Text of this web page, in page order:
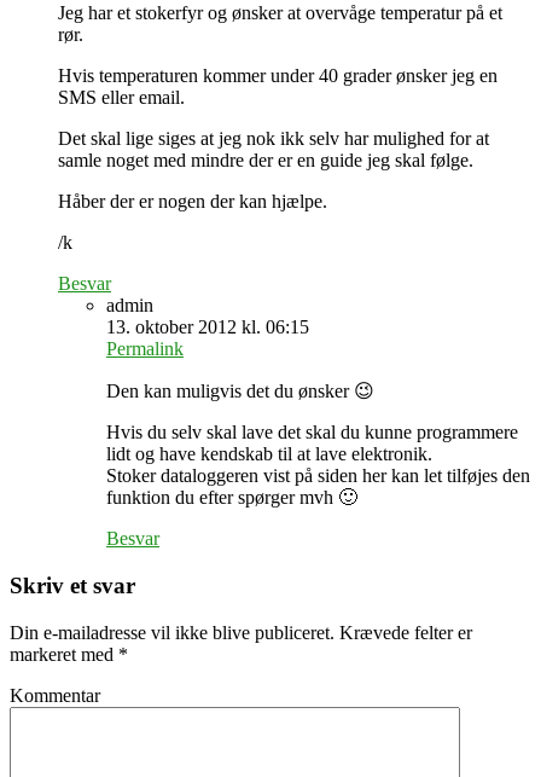
Jeg har et stokerfyr og ønsker at overvåge temperatur på et
rør.
Hvis temperaturen kommer under 40 grader ønsker jeg en
SMS eller email.
Det skal lige siges at jeg nok ikk selv har mulighed for at
samle noget med mindre der er en guide jeg skal følge.
Håber der er nogen der kan hjælpe.
/k
Besvar
admin
13. oktober 2012 kl. 06:15
Permalink
Den kan muligvis det du ønsker 😉
Hvis du selv skal lave det skal du kunne programmere
lidt og have kendskab til at lave elektronik.
Stoker dataloggeren vist på siden her kan let tilføjes den
funktion du efter spørger mvh 🙂
Besvar
Skriv et svar
Din e-mailadresse vil ikke blive publiceret. Krævede felter er
markeret med *
Kommentar